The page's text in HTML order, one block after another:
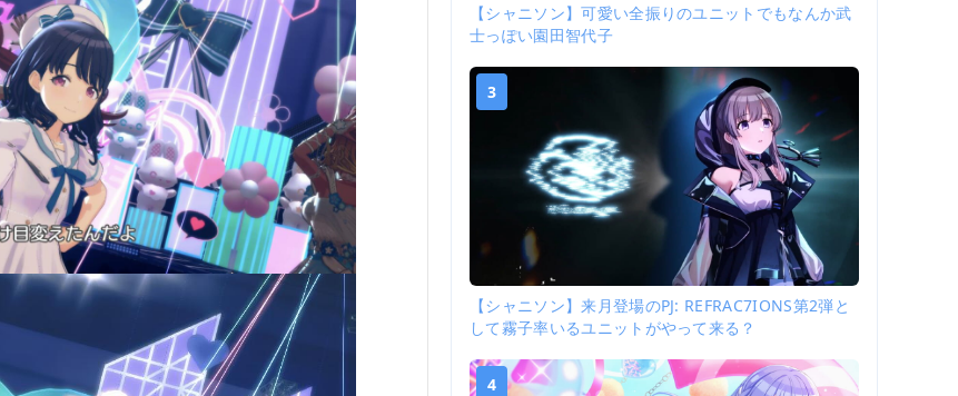
【シャニソン】可愛い全振りのユニットでもなんか武
士っぽい園田智代子
3
【シャニソン】来月登場のPJ: REFRAC7IONS第2弾と
して霧子率いるユニットがやって来る？
4